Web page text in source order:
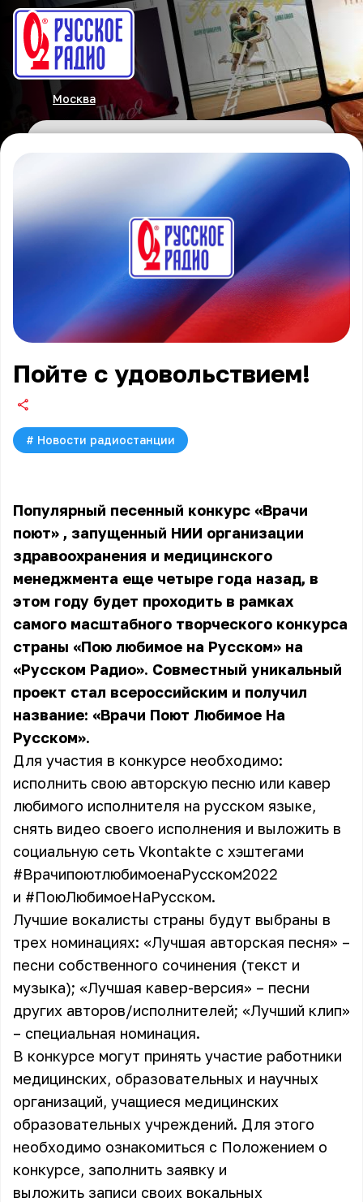
Москва
Пойте с удовольствием!
# Новости радиостанции
Популярный песенный конкурс «Врачи
поют» , запущенный НИИ организации
здравоохранения и медицинского
менеджмента еще четыре года назад, в
этом году будет проходить в рамках
самого масштабного творческого конкурса
страны «Пою любимое на Русском» на
«Русском Радио». Совместный уникальный
проект стал всероссийским и получил
название: «Врачи Поют Любимое На
Русском».
Для участия в конкурсе необходимо:
исполнить свою авторскую песню или кавер
любимого исполнителя на русском языке,
снять видео своего исполнения и выложить в
социальную сеть Vkontakte с хэштегами
#ВрачипоютлюбимоенаРусском2022
и #ПоюЛюбимоеНаРусском.
Лучшие вокалисты страны будут выбраны в
трех номинациях: «Лучшая авторская песня» –
песни собственного сочинения (текст и
музыка); «Лучшая кавер-версия» – песни
других авторов/исполнителей; «Лучший клип»
– специальная номинация.
В конкурсе могут принять участие работники
медицинских, образовательных и научных
организаций, учащиеся медицинских
образовательных учреждений. Для этого
необходимо ознакомиться с Положением о
конкурсе, заполнить заявку и
выложить записи своих вокальных